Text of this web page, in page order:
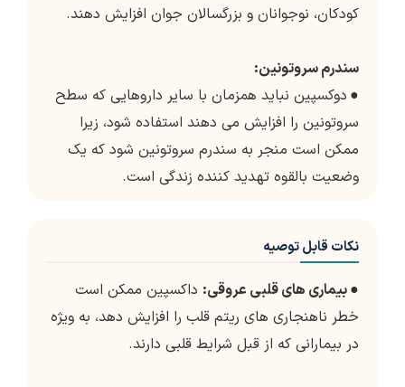
کودکان، نوجوانان و بزرگسالان جوان افزایش دهند.
سندرم سروتونین:
● دوکسپین نباید همزمان با سایر داروهایی که سطح
سروتونین را افزایش می دهند استفاده شود، زیرا
ممکن است منجر به سندرم سروتونین شود که یک
وضعیت بالقوه تهدید کننده زندگی است.
نکات قابل توصیه
●بیماری های قلبی عروقی: داکسپین ممکن است
خطر ناهنجاری های ریتم قلب را افزایش دهد، به ویژه
در بیمارانی که از قبل شرایط قلبی دارند.